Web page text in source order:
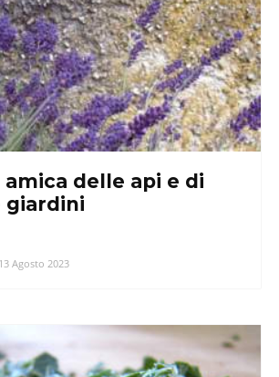
amica delle api e di
giardini
13 Agosto 2023